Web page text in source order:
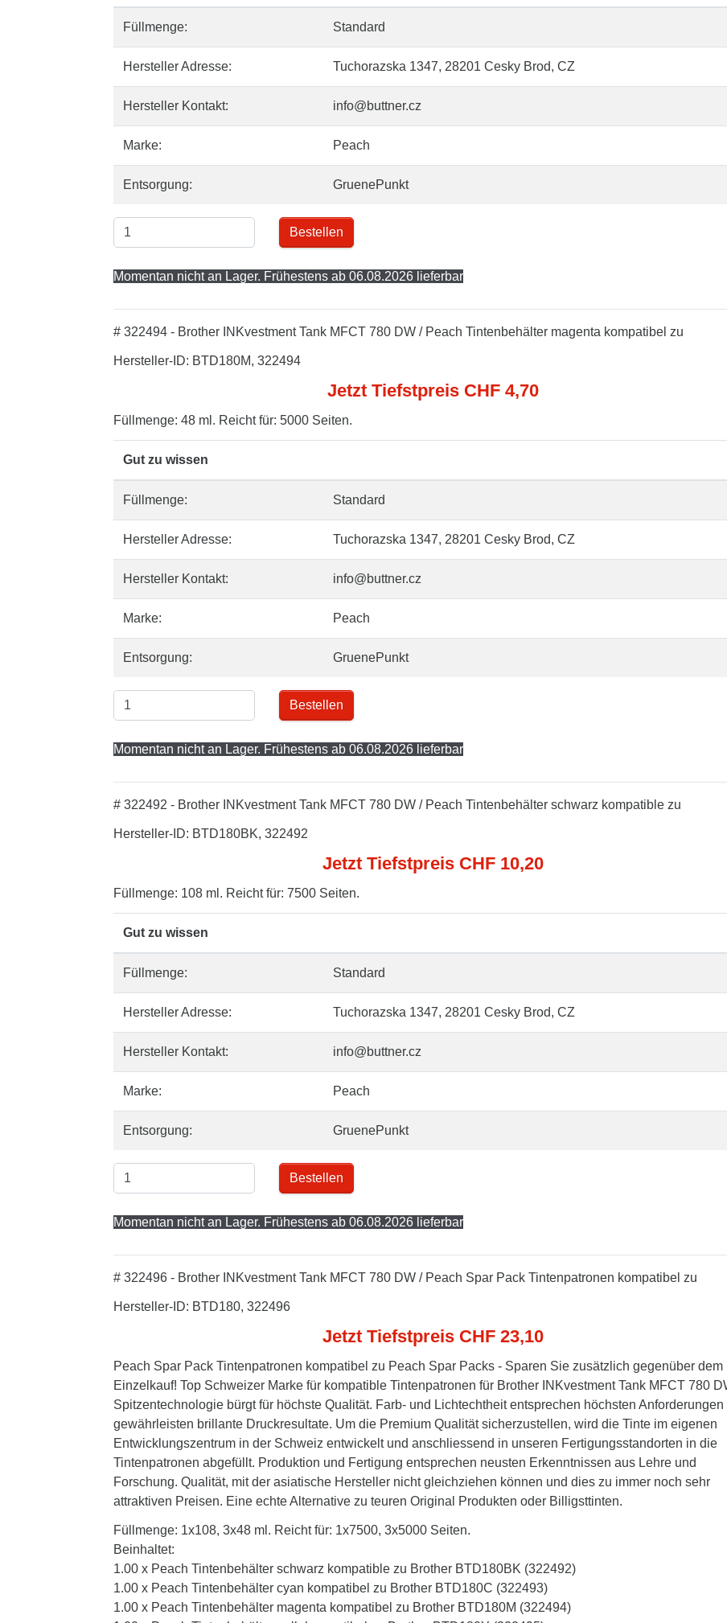
Füllmenge: Standard
Hersteller Adresse: Tuchorazska 1347, 28201 Cesky Brod, CZ
Hersteller Kontakt: info@buttner.cz
Marke: Peach
Entsorgung: GruenePunkt
Bestellen
Momentan nicht an Lager. Frühestens ab 06.08.2026 lieferbar
# 322494 - Brother INKvestment Tank MFCT 780 DW / Peach Tintenbehälter magenta kompatibel zu
Hersteller-ID: BTD180M, 322494
Jetzt Tiefstpreis CHF 4,70
Füllmenge: 48 ml. Reicht für: 5000 Seiten.
Gut zu wissen
Füllmenge: Standard
Hersteller Adresse: Tuchorazska 1347, 28201 Cesky Brod, CZ
Hersteller Kontakt: info@buttner.cz
Marke: Peach
Entsorgung: GruenePunkt
Bestellen
Momentan nicht an Lager. Frühestens ab 06.08.2026 lieferbar
# 322492 - Brother INKvestment Tank MFCT 780 DW / Peach Tintenbehälter schwarz kompatible zu
Hersteller-ID: BTD180BK, 322492
Jetzt Tiefstpreis CHF 10,20
Füllmenge: 108 ml. Reicht für: 7500 Seiten.
Gut zu wissen
Füllmenge: Standard
Hersteller Adresse: Tuchorazska 1347, 28201 Cesky Brod, CZ
Hersteller Kontakt: info@buttner.cz
Marke: Peach
Entsorgung: GruenePunkt
Bestellen
Momentan nicht an Lager. Frühestens ab 06.08.2026 lieferbar
# 322496 - Brother INKvestment Tank MFCT 780 DW / Peach Spar Pack Tintenpatronen kompatibel zu
Hersteller-ID: BTD180, 322496
Jetzt Tiefstpreis CHF 23,10
Peach Spar Pack Tintenpatronen kompatibel zu Peach Spar Packs - Sparen Sie zusätzlich gegenüber dem
Einzelkauf! Top Schweizer Marke für kompatible Tintenpatronen für Brother INKvestment Tank MFCT 780
Spitzentechnologie bürgt für höchste Qualität. Farb- und Lichtechtheit entsprechen höchsten Anforderungen
gewährleisten brillante Druckresultate. Um die Premium Qualität sicherzustellen, wird die Tinte im eigenen
Entwicklungszentrum in der Schweiz entwickelt und anschliessend in unseren Fertigungsstandorten in die
Tintenpatronen abgefüllt. Produktion und Fertigung entsprechen neusten Erkenntnissen aus Lehre und
Forschung. Qualität, mit der asiatische Hersteller nicht gleichziehen können und dies zu immer noch sehr
attraktiven Preisen. Eine echte Alternative zu teuren Original Produkten oder Billigsttinten.
Füllmenge: 1x108, 3x48 ml. Reicht für: 1x7500, 3x5000 Seiten.
Beinhaltet:
1.00 x Peach Tintenbehälter schwarz kompatible zu Brother BTD180BK (322492)
1.00 x Peach Tintenbehälter cyan kompatibel zu Brother BTD180C (322493)
1.00 x Peach Tintenbehälter magenta kompatibel zu Brother BTD180M (322494)